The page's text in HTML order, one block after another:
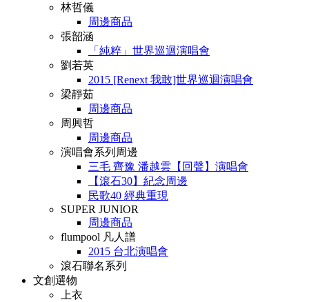
林哲儀
周邊商品
張韶涵
「純粹」世界巡迴演唱會
劉若英
2015 [Renext 我敢]世界巡迴演唱會
梁靜茹
周邊商品
周興哲
周邊商品
演唱會系列周邊
三毛 齊豫 潘越雲【回聲】演唱會
【滾石30】紀念周邊
民歌40 經典重現
SUPER JUNIOR
周邊商品
flumpool 凡人譜
2015 台北演唱會
滾石聯名系列
文創選物
上衣